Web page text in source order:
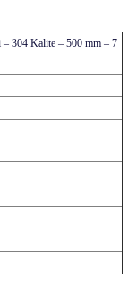
304 Kalite – 500 mm – 7